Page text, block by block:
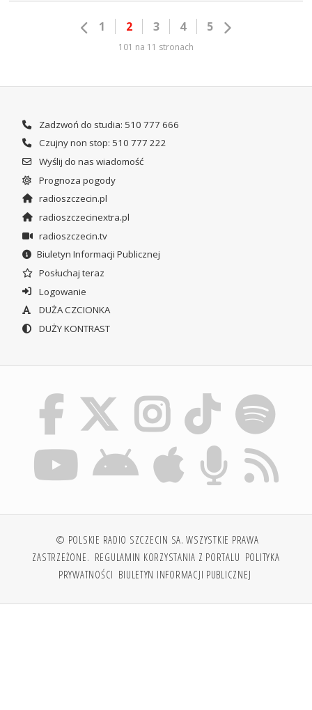
1 2 3 4 5
101 na 11 stronach
Zadzwoń do studia: 510 777 666
Czujny non stop: 510 777 222
Wyślij do nas wiadomość
Prognoza pogody
radioszczecin.pl
radioszczecinextra.pl
radioszczecin.tv
Biuletyn Informacji Publicznej
Posłuchaj teraz
Logowanie
DUŻA CZCIONKA
DUŻY KONTRAST
© POLSKIE RADIO SZCZECIN SA. WSZYSTKIE PRAWA
ZASTRZEŻONE. REGULAMIN KORZYSTANIA Z PORTALU POLITYKA
PRYWATNOŚCI BIULETYN INFORMACJI PUBLICZNEJ